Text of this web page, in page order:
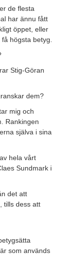
de flesta
har ännu fått
öppet, eller
högsta betyg.
Stig-Göran
dem?
mig och
Rankingen
själva i sina
hela vårt
Sundmark i
det att
tills dess att
som används